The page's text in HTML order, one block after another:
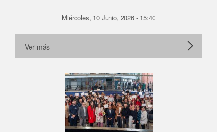
Miércoles, 10 Junio, 2026 - 15:40
Ver más